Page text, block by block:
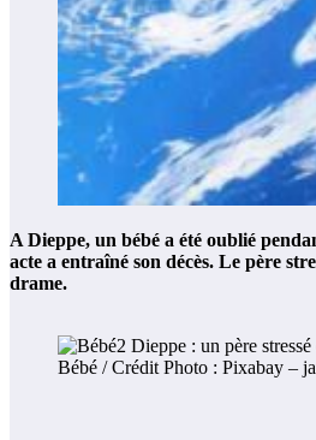
A Dieppe, un bébé a été oublié
acte a entraîné son décès. Le père
drame.
Bébé / Crédit Photo : Pixabay –